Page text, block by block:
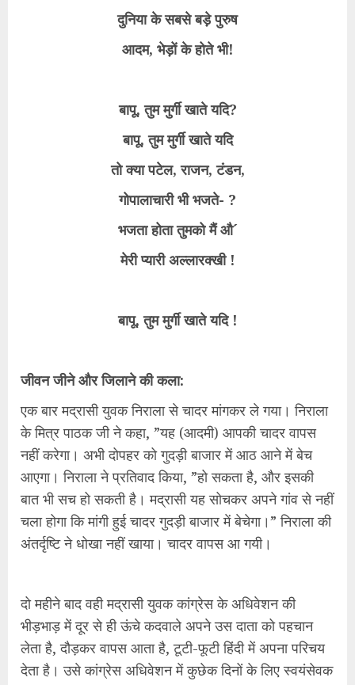
दुनिया के सबसे बड़े पुरुष
आदम, भेड़ों के होते भी!
बापू, तुम मुर्गी खाते यदि?
बापू, तुम मुर्गी खाते यदि
तो क्या पटेल, राजन, टंडन,
गोपालाचारी भी भजते- ?
भजता होता तुमको मैं औ´
मेरी प्यारी अल्लारक्खी !
बापू, तुम मुर्गी खाते यदि !
जीवन जीने और जिलाने की कला:
एक बार मद्रासी युवक निराला से चादर मांगकर ले गया। निराला
के मित्र पाठक जी ने कहा, ”यह (आदमी) आपकी चादर वापस
नहीं करेगा। अभी दोपहर को गुदड़ी बाजार में आठ आने में बेच
आएगा। निराला ने प्रतिवाद किया, ”हो सकता है, और इसकी
बात भी सच हो सकती है। मद्रासी यह सोचकर अपने गांव से नहीं
चला होगा कि मांगी हुई चादर गुदड़ी बाजार में बेचेगा।” निराला की
अंतर्दृष्टि ने धोखा नहीं खाया। चादर वापस आ गयी।
दो महीने बाद वही मद्रासी युवक कांग्रेस के अधिवेशन की
भीड़भाड़ में दूर से ही ऊंचे कदवाले अपने उस दाता को पहचान
लेता है, दौड़कर वापस आता है, टूटी-फूटी हिंदी में अपना परिचय
देता है। उसे कांग्रेस अधिवेशन में कुछेक दिनों के लिए स्वयंसेवक